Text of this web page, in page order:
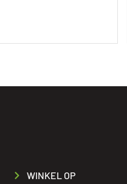
WINKEL OP